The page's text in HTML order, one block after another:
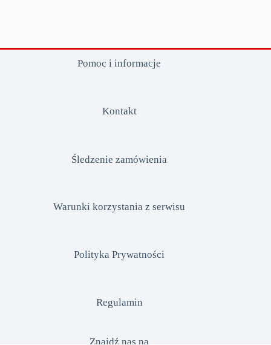
Pomoc i informacje
Kontakt
Śledzenie zamówienia
Warunki korzystania z serwisu
Polityka Prywatności
Regulamin
Znajdź nas na